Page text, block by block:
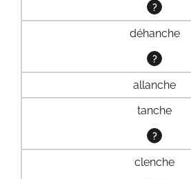
?
déhanche
?
allanche
tanche
?
clenche